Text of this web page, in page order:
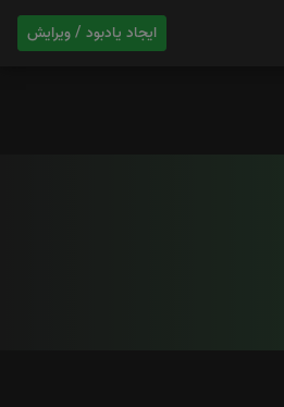
ایجاد یادبود / ویرایش